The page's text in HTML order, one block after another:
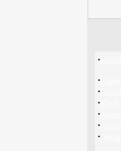
·
·
·
·
·
·
·